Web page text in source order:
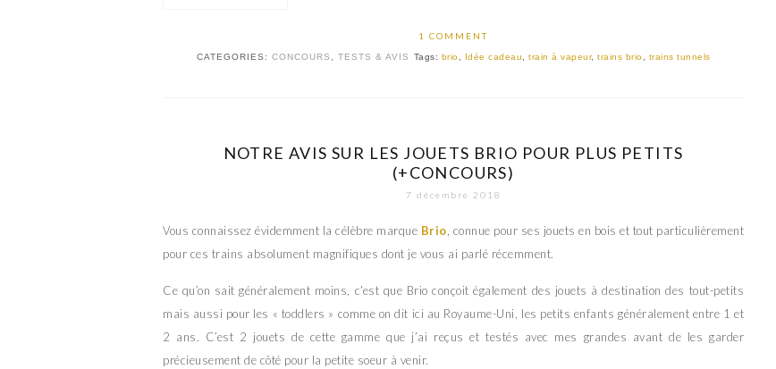
1 COMMENT
CATEGORIES: CONCOURS TESTS & AVIS Tags: brio Idée cadeau train à vapeur, trains brio trains tunnels
NOTRE AVIS SUR LES JOUETS BRIO POUR PLUS PETITS
(+CONCOURS)
7 décembre 2018
Vous connaissez évidemment la célèbre marque Brio , connue pour ses jouets en bois et tout particulièrement
pour ces trains absolument magnifiques dont je vous ai parlé récemment.
Ce qu’on sait généralement moins, c’est que Brio conçoit également des jouets à destination des tout-petits
mais aussi pour les « toddlers » comme on dit ici au Royaume-Uni, les petits enfants généralement entre 1 et
2 ans. C’est 2 jouets de cette gamme que j’ai reçus et testés avec mes grandes avant de les garder
précieusement de côté pour la petite soeur à venir.